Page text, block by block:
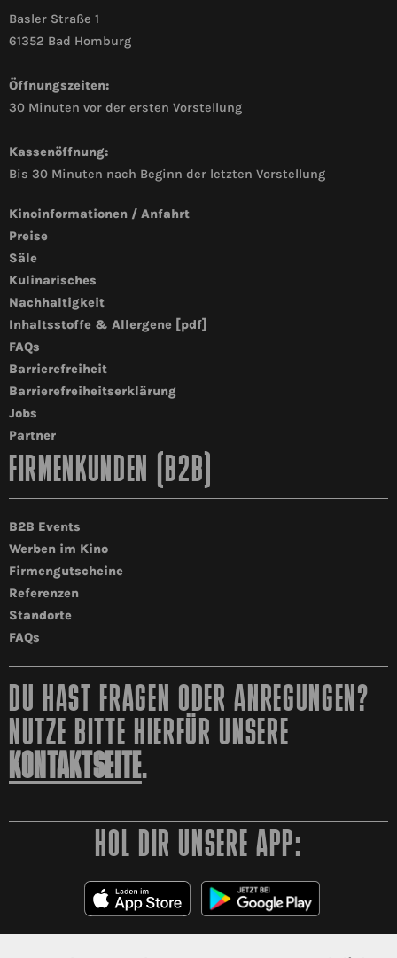
Basler Straße 1
61352 Bad Homburg
Öffnungszeiten:
30 Minuten vor der ersten Vorstellung
Kassenöffnung:
Bis 30 Minuten nach Beginn der letzten Vorstellung
Kinoinformationen / Anfahrt
Preise
Säle
Kulinarisches
Nachhaltigkeit
Inhaltsstoffe & Allergene [pdf]
FAQs
Barrierefreiheit
Barrierefreiheitserklärung
Jobs
Partner
FIRMENKUNDEN (B2B)
B2B Events
Werben im Kino
Firmengutscheine
Referenzen
Standorte
FAQs
DU HAST FRAGEN ODER ANREGUNGEN?
NUTZE BITTE HIERFÜR UNSERE
KONTAKTSEITE.
HOL DIR UNSERE APP: